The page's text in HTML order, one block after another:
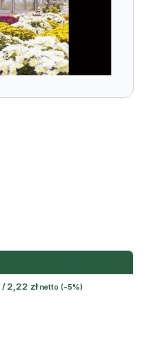
/2,22 zł netto (-5%)